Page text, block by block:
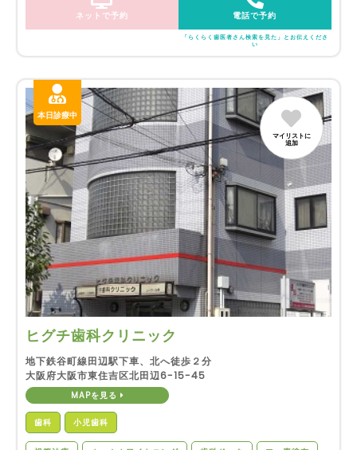
ネットで予約 電話で予約
「らくらく歯医者さん検索を見た」とお伝えくださ
い
本日診療中
ヒグチ歯科クリニック
マイリストに
追加
地下鉄谷町線田辺駅下車、北へ徒歩２分
大阪府大阪市東住吉区北田辺6-15-45
MAPを見る
歯科 小児歯科